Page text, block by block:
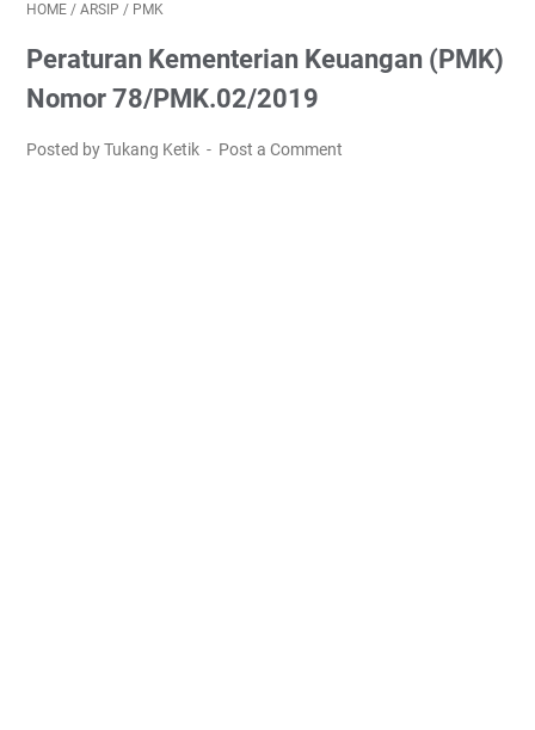
HOME / ARSIP / PMK
Peraturan Kementerian Keuangan (PMK)
Nomor 78/PMK.02/2019
Posted by Tukang Ketik Post a Comment